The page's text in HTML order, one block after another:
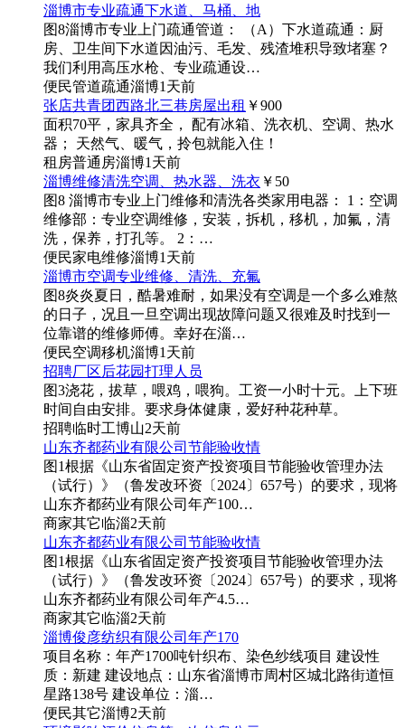
淄博市专业疏通下水道、马桶、地
图8淄博市专业上门疏通管道： （A）下水道疏通：厨
房、卫生间下水道因油污、毛发、残渣堆积导致堵塞？
我们利用高压水枪、专业疏通设…
便民管道疏通淄博1天前
张店共青团西路北三巷房屋出租 ￥900
面积70平，家具齐全， 配有冰箱、洗衣机、空调、热水
器； 天然气、暖气，拎包就能入住！
租房普通房淄博1天前
淄博维修清洗空调、热水器、洗衣 ￥50
图8 淄博市专业上门维修和清洗各类家用电器： 1：空调
维修部：专业空调维修，安装，拆机，移机，加氟，清
洗，保养，打孔等。 2：…
便民家电维修淄博1天前
淄博市空调专业维修、清洗、充氟
图8炎炎夏日，酷暑难耐，如果没有空调是一个多么难熬
的日子，况且一旦空调出现故障问题又很难及时找到一
位靠谱的维修师傅。幸好在淄…
便民空调移机淄博1天前
招聘厂区后花园打理人员
图3浇花，拔草，喂鸡，喂狗。工资一小时十元。上下班
时间自由安排。要求身体健康，爱好种花种草。
招聘临时工博山2天前
山东齐都药业有限公司节能验收情
图1根据《山东省固定资产投资项目节能验收管理办法
（试行）》（鲁发改环资〔2024〕657号）的要求，现将
山东齐都药业有限公司年产100…
商家其它临淄2天前
山东齐都药业有限公司节能验收情
图1根据《山东省固定资产投资项目节能验收管理办法
（试行）》（鲁发改环资〔2024〕657号）的要求，现将
山东齐都药业有限公司年产4.5…
商家其它临淄2天前
淄博俊彦纺织有限公司年产170
项目名称：年产1700吨针织布、染色纱线项目 建设性
质：新建 建设地点：山东省淄博市周村区城北路街道恒
星路138号 建设单位：淄…
便民其它淄博2天前